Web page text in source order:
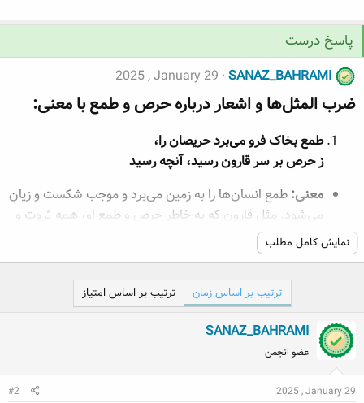
پاسخ درست
SANAZ_BAHRAMI
2025 , January 29
ضرب‌ المثل‌ها و اشعار درباره حرص و طمع با معنی‌:​
طمع بخاک فرو می‌برد حریصان را،
ز حرص بر سر قارون رسید، آنچه رسید
معنی: طمع انسان‌ها را به زمین می‌برد و موجب شکست و زیان
می‌شود. مثل قارون که به خاطر حرص و طمع او، همه ثروت و
قدرت او از دست او رفت.
حریص با جهانی گرسنه است و قانع به نانی سیر. (سعدی)
حریص هر چقدر داشته باشد، همیشه گرسنه است و
حتی با نانی سیر هم قانع نمی‌شود.
بدی در جهان، بدتر از آز نیست. (فردوسی)
معنی:حرص و طمع بدترین واره‌های جهان است و هیچ چیزی
نمایش کامل مطلب
ترتیب بر اساس زمان ترتیب بر اساس امتیاز
SANAZ_BAHRAMI
عضو انجمن
2025 , January 29
#2